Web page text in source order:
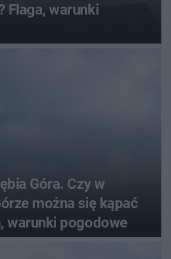
Flaga, warunki
Góra. Czy w
można się kąpać
warunki pogodowe